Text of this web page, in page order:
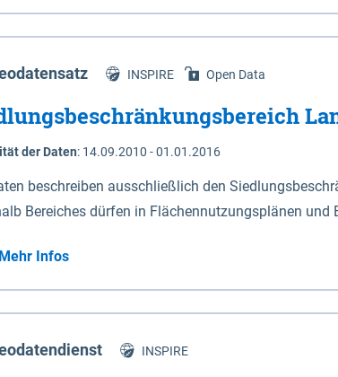
Niedersachsen (vgl. Abb. 4-1) entlang der Elbe
472,5 bei Schnackenburg bis 569 bei
Dannenberg und Lüneburg.
INSPIRE Open Data
der Daten: 14.09.2010 - 01.01.2016
beschreiben ausschließlich den
Bereiches dürfen in Flächennutzungsplänen
Mehr Infos
INSPIRE